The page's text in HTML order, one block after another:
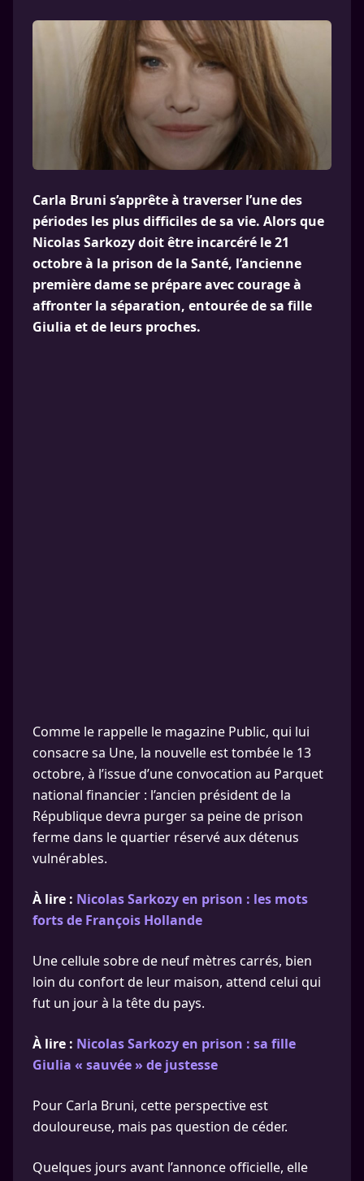
Carla Bruni s’apprête à traverser l’une des
périodes les plus difficiles de sa vie. Alors que
Nicolas Sarkozy doit être incarcéré le 21
octobre à la prison de la Santé, l’ancienne
première dame se prépare avec courage à
affronter la séparation, entourée de sa fille
Giulia et de leurs proches.
Comme le rappelle le magazine Public, qui lui
consacre sa Une, la nouvelle est tombée le 13
octobre, à l’issue d’une convocation au Parquet
national financier : l’ancien président de la
République devra purger sa peine de prison
ferme dans le quartier réservé aux détenus
vulnérables.
À lire : Nicolas Sarkozy en prison : les mots
forts de François Hollande
Une cellule sobre de neuf mètres carrés, bien
loin du confort de leur maison, attend celui qui
fut un jour à la tête du pays.
À lire : Nicolas Sarkozy en prison : sa fille
Giulia « sauvée » de justesse
Pour Carla Bruni, cette perspective est
douloureuse, mais pas question de céder.
Quelques jours avant l’annonce officielle, elle